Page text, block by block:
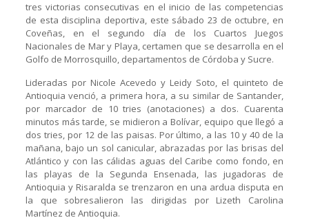
tres victorias consecutivas en el inicio de las competencias
de esta disciplina deportiva, este sábado 23 de octubre, en
Coveñas, en el segundo día de los Cuartos Juegos
Nacionales de Mar y Playa, certamen que se desarrolla en el
Golfo de Morrosquillo, departamentos de Córdoba y Sucre.
Lideradas por Nicole Acevedo y Leidy Soto, el quinteto de
Antioquia venció, a primera hora, a su similar de Santander,
por marcador de 10 tries (anotaciones) a dos. Cuarenta
minutos más tarde, se midieron a Bolívar, equipo que llegó a
dos tries, por 12 de las paisas. Por último, a las 10 y 40 de la
mañana, bajo un sol canicular, abrazadas por las brisas del
Atlántico y con las cálidas aguas del Caribe como fondo, en
las playas de la Segunda Ensenada, las jugadoras de
Antioquia y Risaralda se trenzaron en una ardua disputa en
la que sobresalieron las dirigidas por Lizeth Carolina
Martínez de Antioquia.